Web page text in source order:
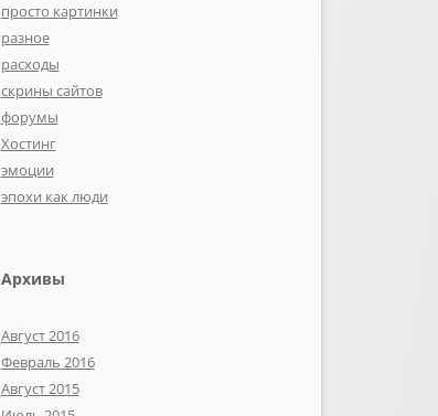
просто картинки
разное
расходы
скрины сайтов
форумы
Хостинг
эмоции
эпохи как люди
Архивы
Август 2016
Февраль 2016
Август 2015